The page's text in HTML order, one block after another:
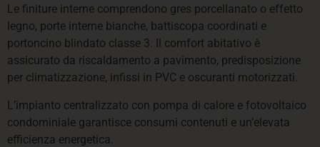
Le finiture interne comprendono gres porcellanato o effetto
legno, porte interne bianche, battiscopa coordinati e
portoncino blindato classe 3. Il comfort abitativo è
assicurato da riscaldamento a pavimento, predisposizione
per climatizzazione, infissi in PVC e oscuranti motorizzati.
L’impianto centralizzato con pompa di calore e fotovoltaico
condominiale garantisce consumi contenuti e un’elevata
efficienza energetica.